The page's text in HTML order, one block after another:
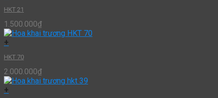
HKT 21
1.500.000₫
+
HKT 70
2.000.000₫
+